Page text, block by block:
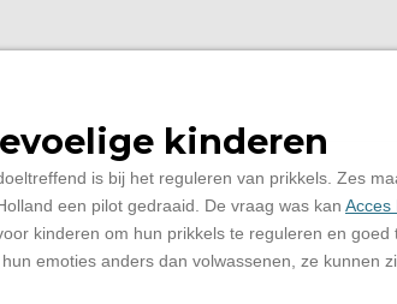
kinderen
is bij het reguleren van prikkels. Zes
een pilot gedraaid. De vraag was kan Acces
kinderen om hun prikkels te reguleren en
emoties anders dan volwassenen, ze kunnen